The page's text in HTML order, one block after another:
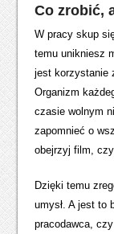
Co zrobić,
W pracy skup
temu unikniesz
jest korzystanie
Organizm
czasie wolnym
zapomnieć o
obejrzyj film,
Dzięki temu
umysł. A jest to
pracodawca,